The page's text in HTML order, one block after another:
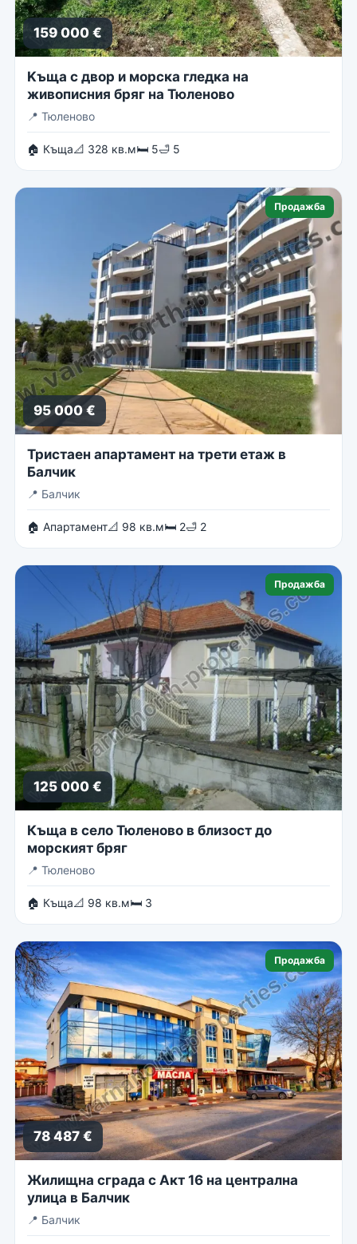
159 000 €
Kъща с двор и морска гледка на
живописния бряг на Тюленово
📍 Тюленово
🏠 Къща📐 328 кв.м🛏 5🛁 5
Продажба
95 000 €
Тристаен апартамент на трети етаж в
Балчик
📍 Балчик
🏠 Апартамент📐 98 кв.м🛏 2🛁 2
Продажба
125 000 €
Къща в село Тюленово в близост до
морският бряг
📍 Тюленово
🏠 Къща📐 98 кв.м🛏 3
Продажба
78 487 €
Жилищна сграда с Акт 16 на централна
улица в Балчик
📍 Балчик